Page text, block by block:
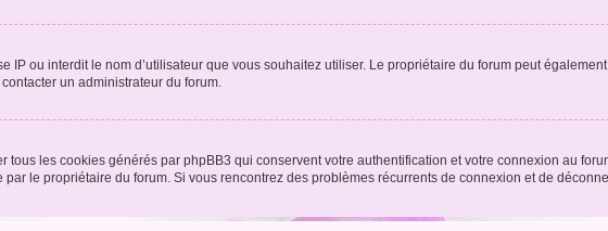
IP ou interdit le nom d’utilisateur que vous souhaitez utiliser. Le propriétaire du forum peut
un administrateur du forum.
tous les cookies générés par phpBB3 qui conservent votre authentification et votre connexion au
le propriétaire du forum. Si vous rencontrez des problèmes récurrents de connexion et de